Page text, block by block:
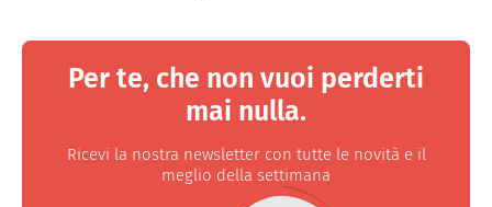
Per te, che non vuoi perderti
mai nulla.
Ricevi la nostra newsletter con tutte le novità e il
meglio della settimana